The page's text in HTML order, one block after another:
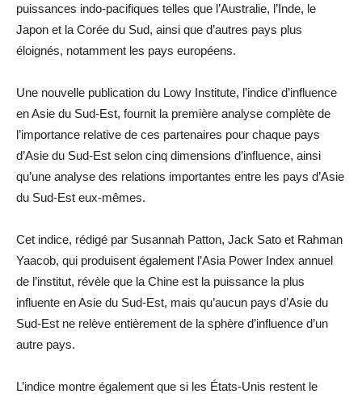
puissances indo-pacifiques telles que l’Australie, l’Inde, le
Japon et la Corée du Sud, ainsi que d’autres pays plus
éloignés, notamment les pays européens.
Une nouvelle publication du Lowy Institute, l’indice d’influence
en Asie du Sud-Est, fournit la première analyse complète de
l’importance relative de ces partenaires pour chaque pays
d’Asie du Sud-Est selon cinq dimensions d’influence, ainsi
qu’une analyse des relations importantes entre les pays d’Asie
du Sud-Est eux-mêmes.
Cet indice, rédigé par Susannah Patton, Jack Sato et Rahman
Yaacob, qui produisent également l’Asia Power Index annuel
de l’institut, révèle que la Chine est la puissance la plus
influente en Asie du Sud-Est, mais qu’aucun pays d’Asie du
Sud-Est ne relève entièrement de la sphère d’influence d’un
autre pays.
L’indice montre également que si les États-Unis restent le